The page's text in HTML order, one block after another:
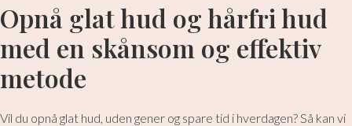
Opnå glat hud og hårfri hud
med en skånsom og effektiv
metode
Vil du opnå glat hud, uden gener og spare tid i hverdagen? Så kan vi